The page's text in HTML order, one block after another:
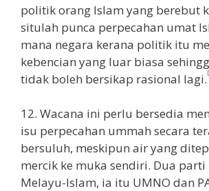
politik orang Islam yang berebut
situlah punca perpecahan umat
mana negara kerana politik itu
kebencian yang luar biasa
tidak boleh bersikap rasional lagi.
12. Wacana ini perlu bersedia
isu perpecahan ummah secara
bersuluh, meskipun air yang
mercik ke muka sendiri. Dua
Melayu-Islam, ia itu UMNO dan